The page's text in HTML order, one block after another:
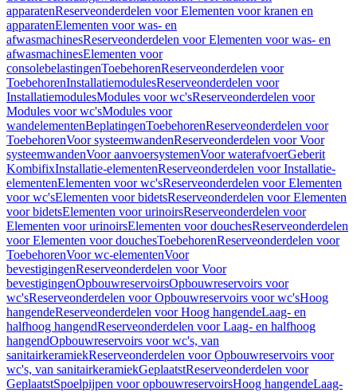
apparatenReserveonderdelen voor Elementen voor kranen en
apparatenElementen voor was- en
afwasmachinesReserveonderdelen voor Elementen voor was- en
afwasmachinesElementen voor
consolebelastingenToebehorenReserveonderdelen voor
ToebehorenInstallatiemodulesReserveonderdelen voor
InstallatiemodulesModules voor wc'sReserveonderdelen voor
Modules voor wc'sModules voor
wandelementenBeplatingenToebehorenReserveonderdelen voor
ToebehorenVoor systeemwandenReserveonderdelen voor Voor
systeemwandenVoor aanvoersystemenVoor waterafvoerGeberit
KombifixInstallatie-elementenReserveonderdelen voor Installatie-
elementenElementen voor wc'sReserveonderdelen voor Elementen
voor wc'sElementen voor bidetsReserveonderdelen voor Elementen
voor bidetsElementen voor urinoirsReserveonderdelen voor
Elementen voor urinoirsElementen voor douchesReserveonderdelen
voor Elementen voor douchesToebehorenReserveonderdelen voor
ToebehorenVoor wc-elementenVoor
bevestigingenReserveonderdelen voor Voor
bevestigingenOpbouwreservoirsOpbouwreservoirs voor
wc'sReserveonderdelen voor Opbouwreservoirs voor wc'sHoog
hangendeReserveonderdelen voor Hoog hangendeLaag- en
halfhoog hangendReserveonderdelen voor Laag- en halfhoog
hangendOpbouwreservoirs voor wc's, van
sanitairkeramiekReserveonderdelen voor Opbouwreservoirs voor
wc's, van sanitairkeramiekGeplaatstReserveonderdelen voor
GeplaatstSpoelpijpen voor opbouwreservoirsHoog hangendeLaag-